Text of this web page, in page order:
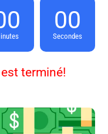
00
Secondes
terminé!